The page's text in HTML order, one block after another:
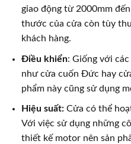
giao động từ 2000mm
thước của cửa còn tùy
khách hàng.
Điều khiển: Giống với
như cửa cuốn Đức hay
phẩm này cũng sử dụng
Hiệu suất:Cửa có thể
Với việc sử dụng những
thiết kế motor nên sản